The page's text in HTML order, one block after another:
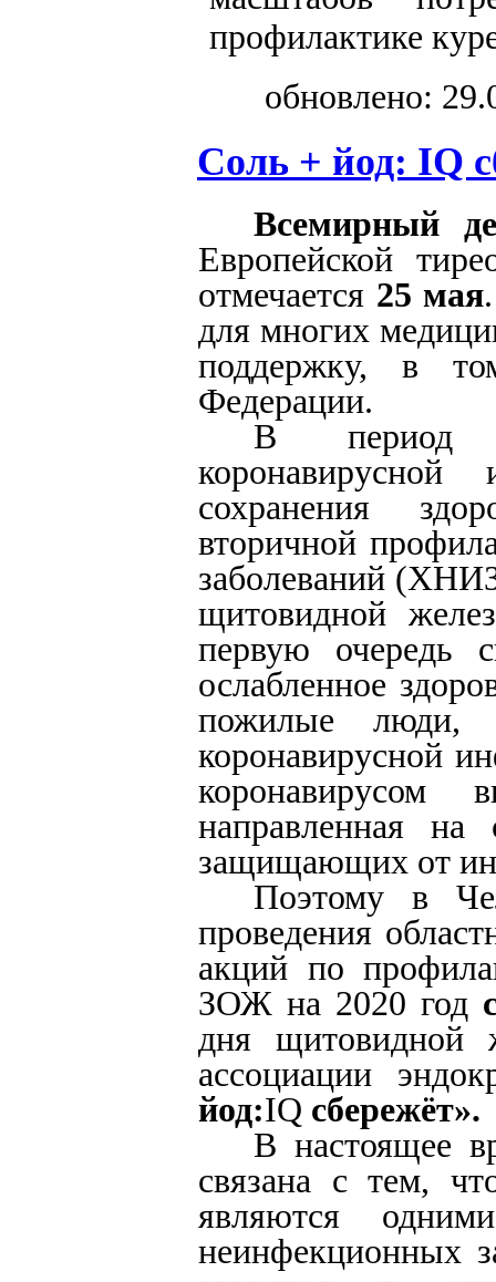
профилактике
обновлено:
Соль + йод: IQ
Всемирный
Европейской
отмечается 25 мая
для многих
поддержку, в
Федерации.
В период
коронавирусной
сохранения
вторичной
заболеваний
щитовидной
первую очередь
ослабленное
пожилые люди,
коронавирусной
коронавирусом
направленная на
защищающих от
Поэтому в
проведения
акций по
ЗОЖ на 2020 год
дня щитовидной
ассоциации
йод:IQ сбережёт».
В настоящее
связана с тем,
являются
неинфекционных